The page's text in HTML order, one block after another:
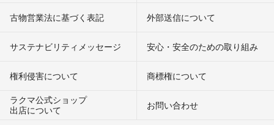
古物営業法に基づく表記 外部送信について
サステナビリティメッセージ 安心・安全のための取り組み
権利侵害について
商標権について
ラクマ公式ショップ
出店について
お問い合わせ